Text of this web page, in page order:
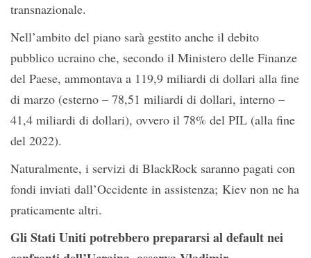
transnazionale.
Nell’ambito del piano sarà gestito anche il debito
pubblico ucraino che, secondo il Ministero delle Finanze
del Paese, ammontava a 119,9 miliardi di dollari alla fine
di marzo (esterno – 78,51 miliardi di dollari, interno –
41,4 miliardi di dollari), ovvero il 78% del PIL (alla fine
del 2022).
Naturalmente, i servizi di BlackRock saranno pagati con
fondi inviati dall’Occidente in assistenza; Kiev non ne ha
praticamente altri.
Gli Stati Uniti potrebbero prepararsi al default nei